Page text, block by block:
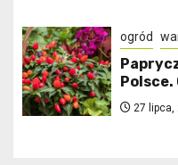
ogród
Polsce.
27 lipca,